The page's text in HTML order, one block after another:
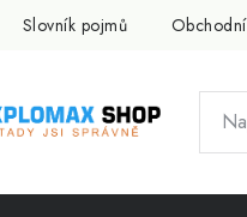
Slovník pojmů